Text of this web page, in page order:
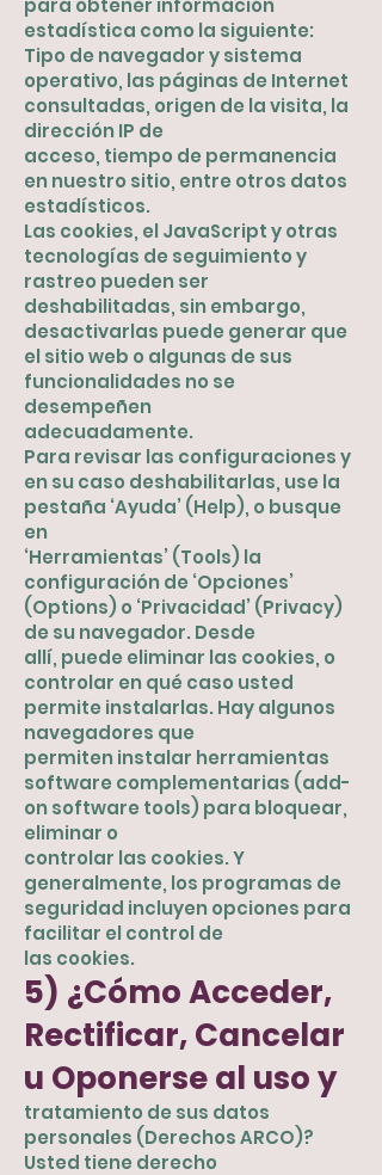
para obtener información
estadística como la siguiente:
Tipo de navegador y sistema
operativo, las páginas de Internet
consultadas, origen de la visita, la
dirección IP de
acceso, tiempo de permanencia
en nuestro sitio, entre otros datos
estadísticos.
Las cookies, el JavaScript y otras
tecnologías de seguimiento y
rastreo pueden ser
deshabilitadas, sin embargo,
desactivarlas puede generar que
el sitio web o algunas de sus
funcionalidades no se
desempeñen
adecuadamente.
Para revisar las configuraciones y
en su caso deshabilitarlas, use la
pestaña ‘Ayuda’ (Help), o busque
en
‘Herramientas’ (Tools) la
configuración de ‘Opciones’
(Options) o ‘Privacidad’ (Privacy)
de su navegador. Desde
allí, puede eliminar las cookies, o
controlar en qué caso usted
permite instalarlas. Hay algunos
navegadores que
permiten instalar herramientas
software complementarias (add-
on software tools) para bloquear,
eliminar o
controlar las cookies. Y
generalmente, los programas de
seguridad incluyen opciones para
facilitar el control de
las cookies.
5) ¿Cómo Acceder,
Rectificar, Cancelar
u Oponerse al uso y
tratamiento de sus datos
personales (Derechos ARCO)?
Usted tiene derecho